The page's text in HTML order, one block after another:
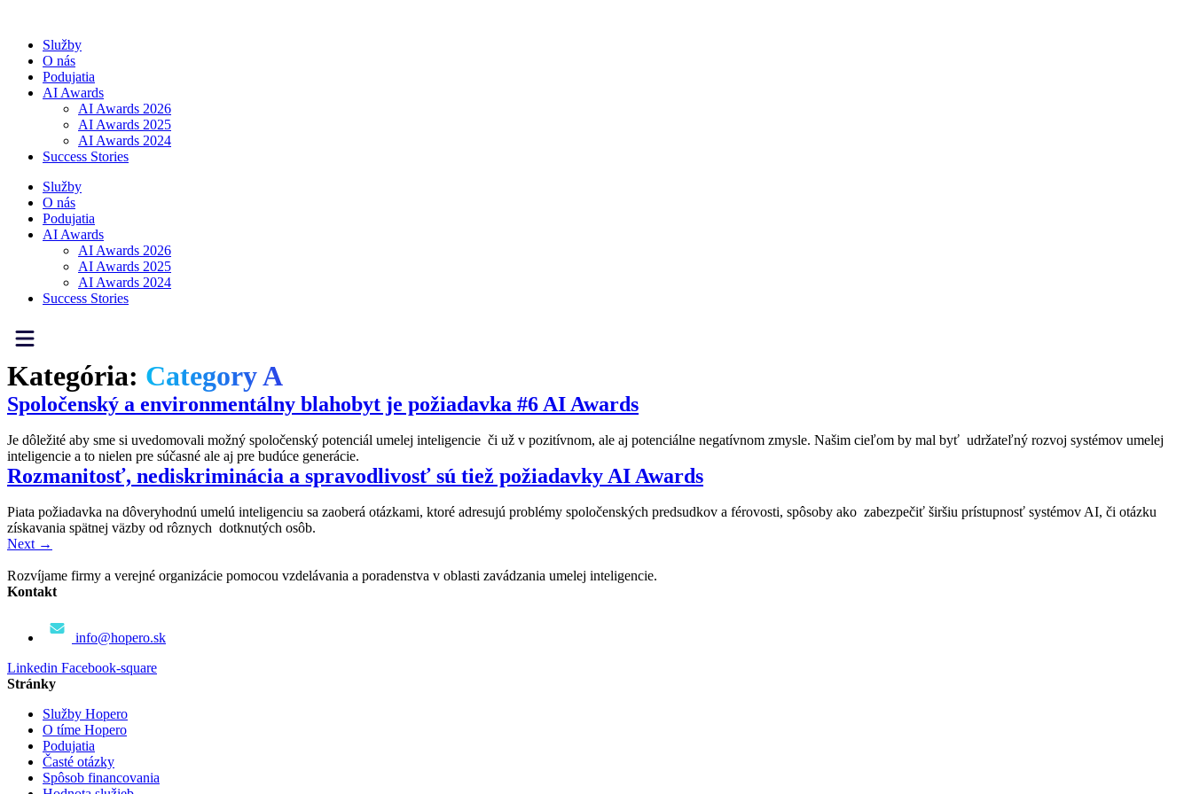
obsah
Služby
O nás
Podujatia
AI Awards
AI Awards 2026
AI Awards 2025
AI Awards 2024
Success Stories
Služby
O nás
Podujatia
AI Awards
AI Awards 2026
AI Awards 2025
AI Awards 2024
Success Stories
Kategória: Category A
Spoločenský a environmentálny blahobyt je požiadavka #6 AI Awards
Je dôležité aby sme si uvedomovali možný spoločenský potenciál umelej inteligencie či už v pozitívnom, ale aj potenciálne negatívnom zmysle. Našim cieľom by mal byť udržateľný rozvoj systémov umelej
inteligencie a to nielen pre súčasné ale aj pre budúce generácie.
Rozmanitosť, nediskriminácia a spravodlivosť sú tiež požiadavky AI Awards
Piata požiadavka na dôveryhodnú umelú inteligenciu sa zaoberá otázkami, ktoré adresujú problémy spoločenských predsudkov a férovosti, spôsoby ako zabezpečiť širšiu prístupnosť systémov AI, či otázku
získavania spätnej väzby od rôznych dotknutých osôb.
Next →
Rozvíjame firmy a verejné organizácie pomocou vzdelávania a poradenstva v oblasti zavádzania umelej inteligencie.
Kontakt
info@hopero.sk
Linkedin Facebook-square
Stránky
Služby Hopero
O tíme Hopero
Podujatia
Časté otázky
Spôsob financovania